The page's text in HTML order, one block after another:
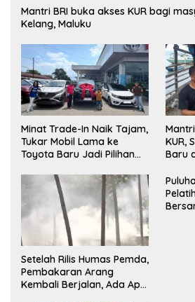
Mantri BRI buka akses KUR bagi
Kelang, Maluku
Minat Trade-In Naik Tajam,
Tukar Mobil Lama ke
Toyota Baru Jadi Pilihan
KUR,
Baru
Setelah Rilis Humas Pemda,
Pembakaran Arang
Kembali Berjalan, Ada Apa